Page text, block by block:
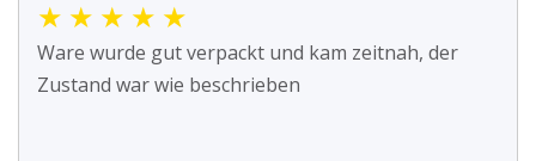
★ ★ ★ ★ ★
Ware wurde gut verpackt und kam zeitnah, der
Zustand war wie beschrieben